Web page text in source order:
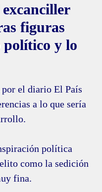
figuras
político y lo
el diario El País
a lo que sería
política
como la sedición
fina.